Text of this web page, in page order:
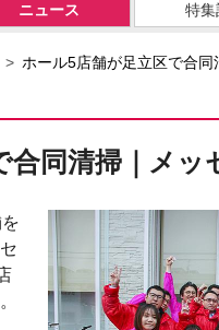
ニュース 特集
ホール5店舗が足立区で合同
合同清掃｜メッ